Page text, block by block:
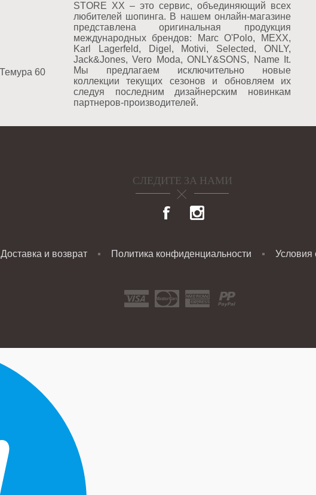
60
STORE XX – это сервис, объединяющий всех
любителей шопинга. В нашем онлайн-магазине
представлена оригинальная продукция
международных брендов: Marc O'Polo, MEXX,
Karl Lagerfeld, Digel, Motivi, Selected, ONLY,
Jack&Jones, Vero Moda, ONLY&SONS, Name It.
Мы предлагаем исключительно новые
коллекции текущих сезонов и обновляем их
следуя последним дизайнерским новинкам
партнеров-производителей.
СЛЕДИТЕ ЗА НАМИ
Доставка и возврат Политика конфиденциальности Условия